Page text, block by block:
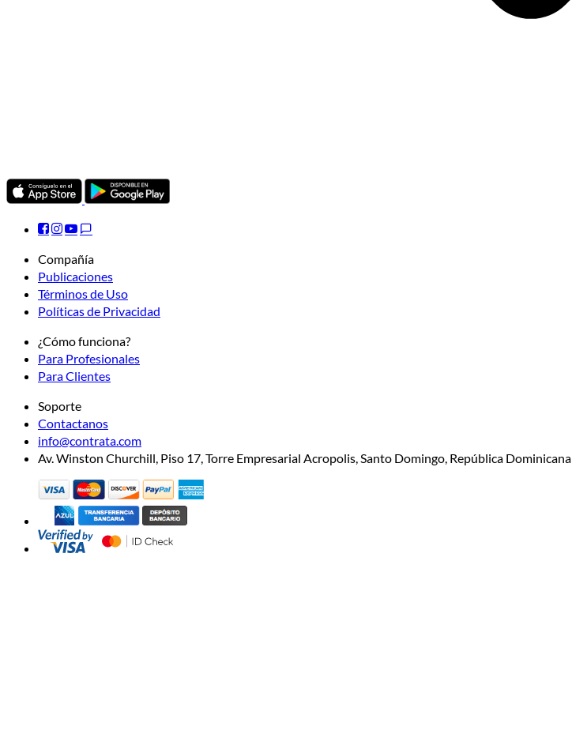
Compañía
Publicaciones
Términos de Uso
Políticas de Privacidad
¿Cómo funciona?
Para Profesionales
Para Clientes
Soporte
Contactanos
info@contrata.com
Av. Winston Churchill, Piso 17, Torre Empresarial Acropolis, Santo Domingo, República Dominicana